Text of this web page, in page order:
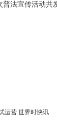
法宣传活动共
运营 世界时快讯